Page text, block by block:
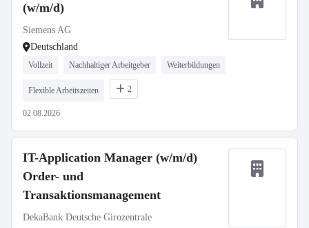
(w/m/d)
Siemens AG
Deutschland
Vollzeit Nachhaltiger Arbeitgeber Weiterbildungen
Flexible Arbeitszeiten 2
02.08.2026
IT-Application Manager (w/m/d)
Order- und
Transaktionsmanagement
DekaBank Deutsche Girozentrale